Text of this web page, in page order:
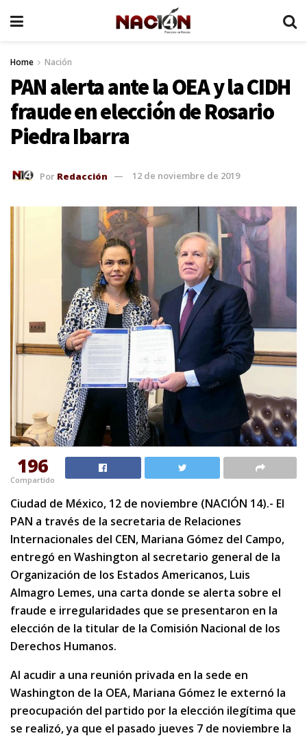
Home Nación
PAN alerta ante la OEA y la CIDH
fraude en elección de Rosario
Piedra Ibarra
Por Redacción 12 de noviembre de 2019
196
Compartido
Ciudad de México, 12 de noviembre (NACIÓN 14).- El
PAN a través de la secretaria de Relaciones
Internacionales del CEN, Mariana Gómez del Campo,
entregó en Washington al secretario general de la
Organización de los Estados Americanos, Luis
Almagro Lemes, una carta donde se alerta sobre el
fraude e irregularidades que se presentaron en la
elección de la titular de la Comisión Nacional de los
Derechos Humanos.
Al acudir a una reunión privada en la sede en
Washington de la OEA, Mariana Gómez le externó la
preocupación del partido por la elección ilegítima que
se realizó, ya que el pasado jueves 7 de noviembre la